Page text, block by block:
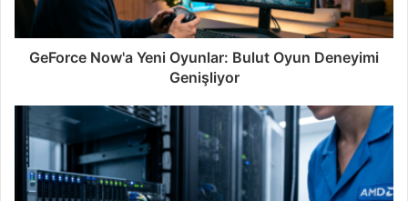
GeForce Now'a Yeni Oyunlar: Bulut Oyun Deneyimi
Genişliyor